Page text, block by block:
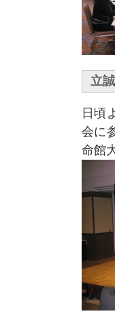
立
日頃
会に
命館